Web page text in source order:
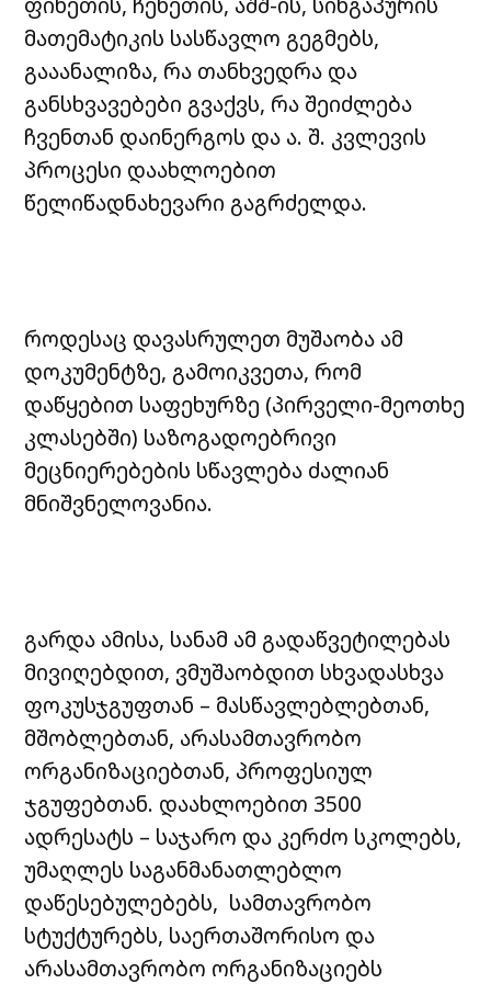
მათემატიკის სასწავლო გეგმებს,
გააანალიზა, რა თანხვედრა და
განსხვავებები გვაქვს, რა შეიძლება
ჩვენთან დაინერგოს და ა. შ. კვლევის
პროცესი დაახლოებით
წელიწადნახევარი გაგრძელდა.
როდესაც დავასრულეთ მუშაობა ამ
დოკუმენტზე, გამოიკვეთა, რომ
დაწყებით საფეხურზე (პირველი-მეოთხე
კლასებში) საზოგადოებრივი
მეცნიერებების სწავლება ძალიან
მნიშვნელოვანია.
გარდა ამისა, სანამ ამ გადაწვეტილებას
მივიღებდით, ვმუშაობდით სხვადასხვა
ფოკუსჯგუფთან – მასწავლებლებთან,
მშობლებთან, არასამთავრობო
ორგანიზაციებთან, პროფესიულ
ჯგუფებთან. დაახლოებით 3500
ადრესატს – საჯარო და კერძო სკოლებს,
უმაღლეს საგანმანათლებლო
დაწესებულებებს, სამთავრობო
სტუქტურებს, საერთაშორისო და
არასამთავრობო ორგანიზაციებს